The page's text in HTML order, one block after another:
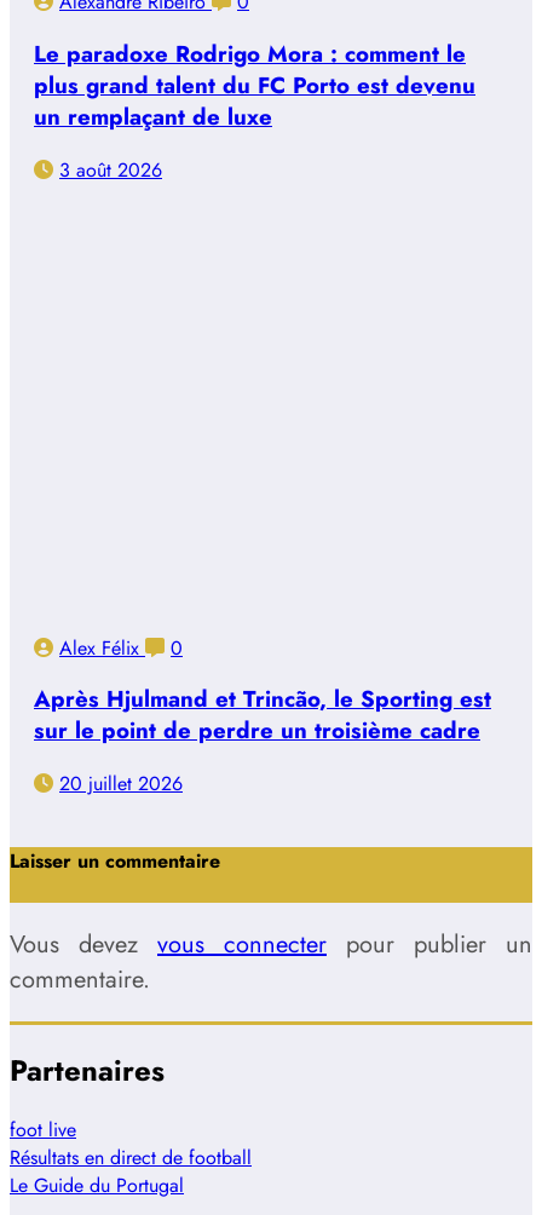
Le paradoxe Rodrigo Mora : comment le
plus grand talent du FC Porto est devenu
un remplaçant de luxe
3 août 2026
Alex Félix 0
Après Hjulmand et Trincão, le Sporting est
sur le point de perdre un troisième cadre
20 juillet 2026
Laisser un commentaire
Vous devez vous connecter pour publier un
commentaire.
Partenaires
foot live
Résultats en direct de football
Le Guide du Portugal